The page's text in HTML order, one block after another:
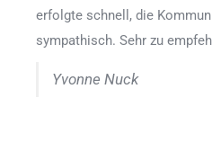
erfolgte schnell, die
sympathisch. Sehr zu
Yvonne Nuck